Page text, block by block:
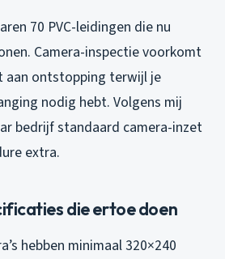
70 PVC-leidingen die nu
Camera-inspectie voorkomt
aan ontstopping terwijl je
nodig hebt. Volgens mij
bedrijf standaard camera-inzet
extra.
die ertoe doen
hebben minimaal 320×240